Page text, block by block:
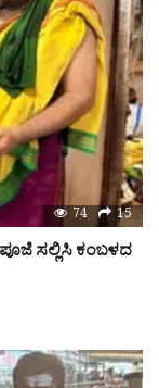
74 15
ಸಲ್ಲಿಸಿ ಕಂಬಳದ